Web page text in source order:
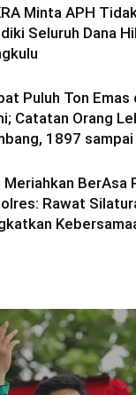
Minta APH
Seluruh Dana
Puluh Ton Emas
Catatan Orang
1897
Meriahkan BerAsa
Rawat